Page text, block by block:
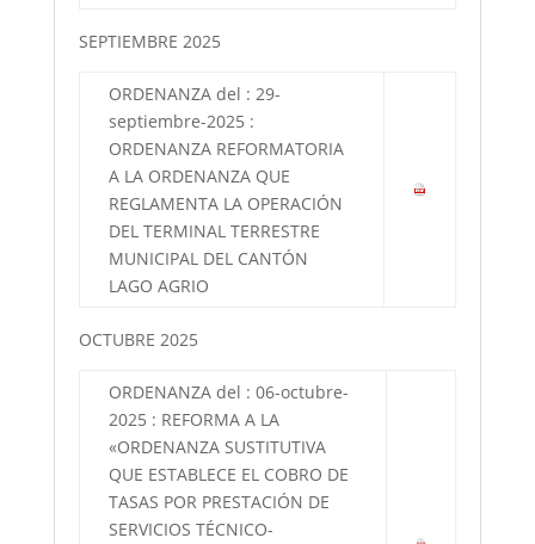
SEPTIEMBRE 2025
ORDENANZA del : 29-
septiembre-2025 :
ORDENANZA REFORMATORIA
A LA ORDENANZA QUE
REGLAMENTA LA OPERACIÓN
DEL TERMINAL TERRESTRE
MUNICIPAL DEL CANTÓN
LAGO AGRIO
OCTUBRE 2025
ORDENANZA del : 06-octubre-
2025 : REFORMA A LA
«ORDENANZA SUSTITUTIVA
QUE ESTABLECE EL COBRO DE
TASAS POR PRESTACIÓN DE
SERVICIOS TÉCNICO-